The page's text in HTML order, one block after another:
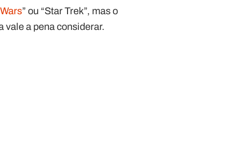
” ou “Star Trek”, mas o
vale a pena considerar.